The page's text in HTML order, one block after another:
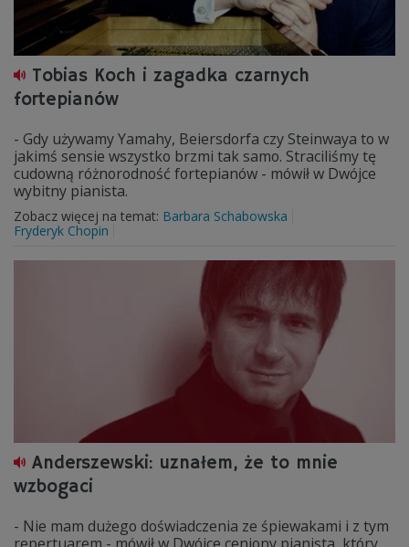
Tobias Koch i zagadka czarnych
fortepianów
- Gdy używamy Yamahy, Beiersdorfa czy Steinwaya to w
jakimś sensie wszystko brzmi tak samo. Straciliśmy tę
cudowną różnorodność fortepianów - mówił w Dwójce
wybitny pianista.
Zobacz więcej na temat: Barbara Schabowska
Fryderyk Chopin
Anderszewski: uznałem, że to mnie
wzbogaci
- Nie mam dużego doświadczenia ze śpiewakami i z tym